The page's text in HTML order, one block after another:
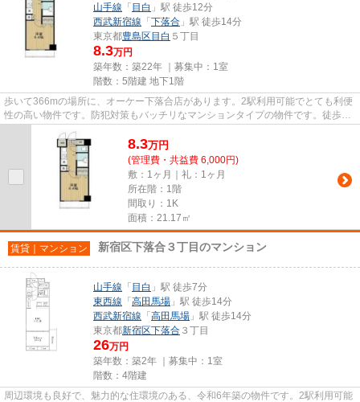
山手線 「 目白 」駅 徒歩12分
西武新宿線 「 下落合 」駅 徒歩14分
東京都豊島区 目白 ５丁目
8.3万円
築年数：築22年 ｜募集中： 1室
階数：5階建 地下1階
歩いて366mの場所に、オーケー下落合店があります。2駅利用可能でとても利便
性の高い物件です。防犯対策もバッチリなマンションタイプの物件です。徒歩5
分で駅にアクセスできる物件で...
8.3万円
(管理費・共益費 6,000円)
敷：1ヶ月｜礼：1ヶ月
所在階：1階
間取り：1K
面積：21.17㎡
賃貸｜マンション 新宿区下落合３丁目のマンション
山手線 「 目白 」駅 徒歩7分
東西線 「 高田馬場 」駅 徒歩14分
西武新宿線 「 高田馬場 」駅 徒歩14分
東京都新宿区下落合 ３丁目
26万円
築年数：築2年 ｜募集中： 1室
階数：4階建
周辺環境も良好で、魅力的な住環境のある、令和6年築の物件です。2駅利用可能